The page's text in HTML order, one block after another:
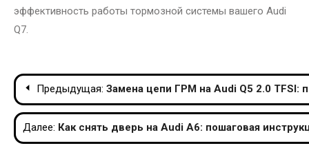
эффективность работы тормозной системы вашего Audi
Q7.
Навигация
по
записям
Предыдущая: Замена цепи ГРМ на Audi Q5 2.0 TFSI:
Далее: Как снять дверь на Audi A6: пошаговая